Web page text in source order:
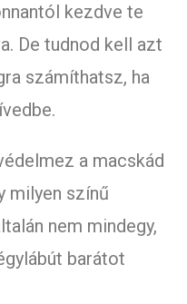
kezdve te
De tudnod kell azt
számíthatsz, ha
a macskád
milyen színű
nem mindegy,
barátot